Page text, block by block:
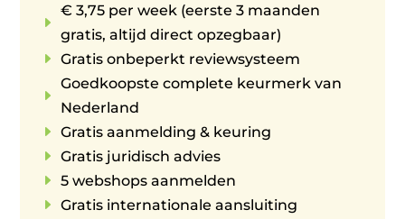
E
€ 3,75 per week (eerste 3 maanden
gratis, altijd direct opzegbaar)
E Gratis onbeperkt reviewsysteem
E
Goedkoopste complete keurmerk van
Nederland
E Gratis aanmelding & keuring
E Gratis juridisch advies
E 5 webshops aanmelden
E Gratis internationale aansluiting